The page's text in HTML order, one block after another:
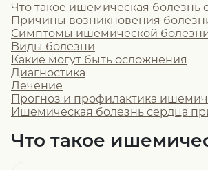
Что такое ишемическая болезнь
Причины возникновения
Симптомы ишемической
Виды болезни
Какие могут быть осложнения
Диагностика
Лечение
Прогноз и профилактика
Ишемическая болезнь сердца
Что такое